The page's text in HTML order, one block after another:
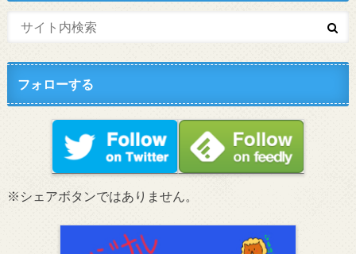
フォローする
※シェアボタンではありません。